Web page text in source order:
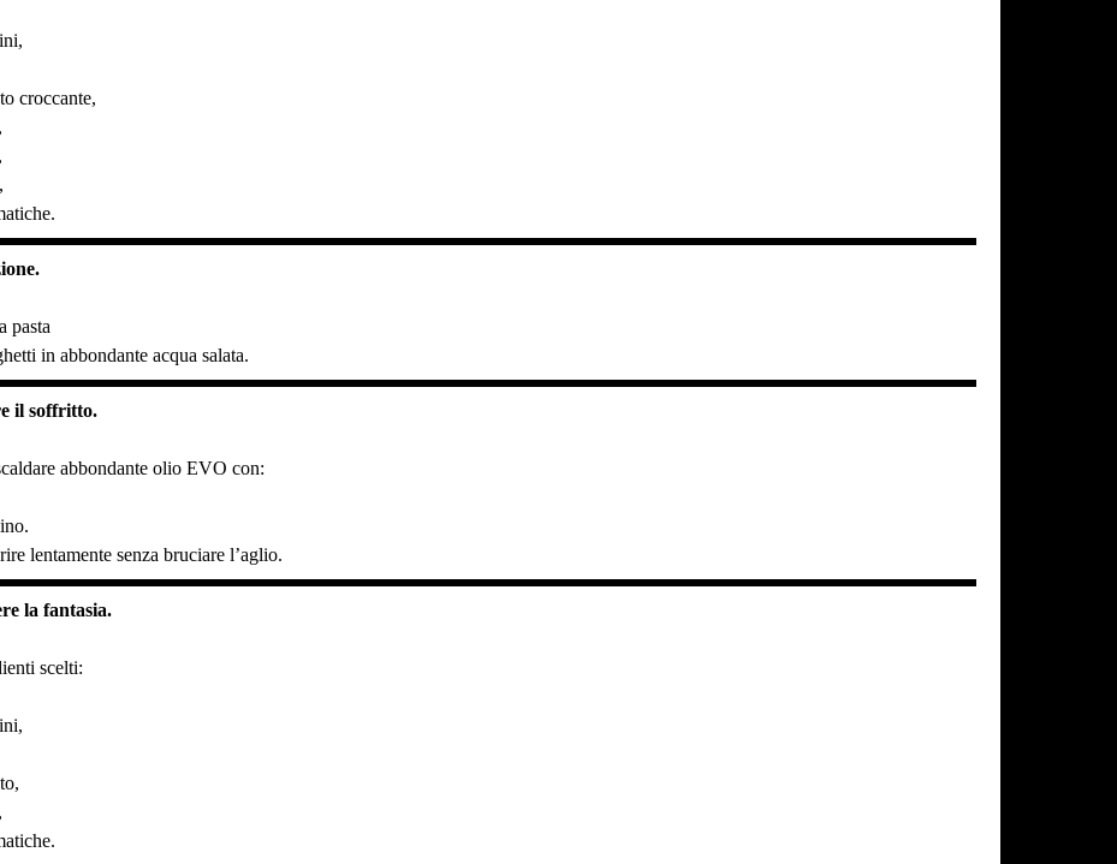
croccante,
pasta
in abbondante acqua salata.
il soffritto.
abbondante olio EVO con:
lentamente senza bruciare l’aglio.
la fantasia.
scelti: